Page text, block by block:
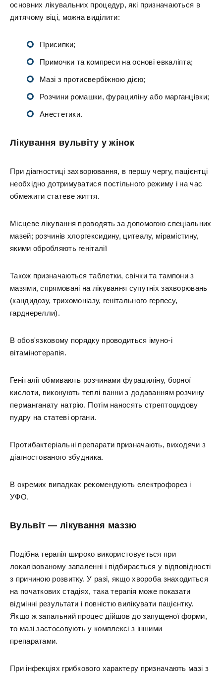
основних лікувальних процедур, які призначаються в
дитячому віці, можна виділити:
Присипки;
Примочки та компреси на основі евкаліпта;
Мазі з протисвербіжною дією;
Розчини ромашки, фурациліну або марганцівки;
Анестетики.
Лікування вульвіту у жінок
При діагностиці захворювання, в першу чергу, пацієнтці
необхідно дотримуватися постільного режиму і на час
обмежити статеве життя.
Місцеве лікування проводять за допомогою спеціальних
мазей; розчинів хлоргексидину, цитеалу, мірамістину,
якими обробляють геніталії
Також призначаються таблетки, свічки та тампони з
мазями, спрямовані на лікування супутніх захворювань
(кандидозу, трихомоніазу, генітального герпесу,
гарднерелли).
В обов'язковому порядку проводиться імуно-і
вітамінотерапія.
Геніталії обмивають розчинами фурациліну, борної
кислоти, виконують теплі ванни з додаванням розчину
перманганату натрію. Потім наносять стрептоцидову
пудру на статеві органи.
Протибактеріальні препарати призначають, виходячи з
діагностованого збудника.
В окремих випадках рекомендують електрофорез і
УФО.
Вульвіт — лікування маззю
Подібна терапія широко використовується при
локалізованому запаленні і підбирається у відповідності
з причиною розвитку. У разі, якщо хвороба знаходиться
на початкових стадіях, така терапія може показати
відмінні результати і повністю вилікувати пацієнтку.
Якщо ж запальний процес дійшов до запущеної форми,
то мазі застосовують у комплексі з іншими
препаратами.
При інфекціях грибкового характеру призначають мазі з